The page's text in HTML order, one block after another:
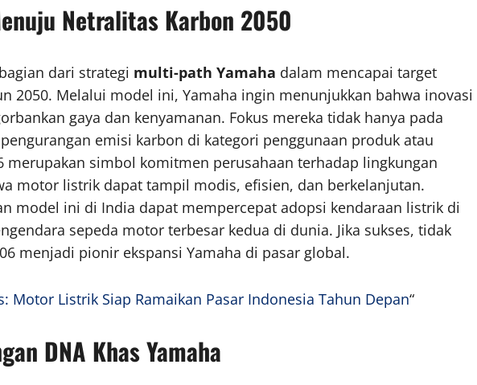
Netralitas Karbon 2050
dari strategi multi-path Yamaha dalam mencapai target
2050. Melalui model ini, Yamaha ingin menunjukkan bahwa inovasi
gaya dan kenyamanan. Fokus mereka tidak hanya pada
emisi karbon di kategori penggunaan produk atau
merupakan simbol komitmen perusahaan terhadap lingkungan
motor listrik dapat tampil modis, efisien, dan berkelanjutan.
model ini di India dapat mempercepat adopsi kendaraan listrik di
sepeda motor terbesar kedua di dunia. Jika sukses, tidak
menjadi pionir ekspansi Yamaha di pasar global.
Motor Listrik Siap Ramaikan Pasar Indonesia Tahun Depan“
DNA Khas Yamaha